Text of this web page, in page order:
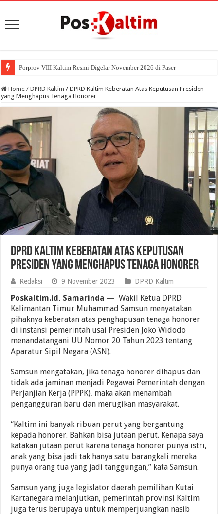
Porprov VIII Kaltim Resmi Digelar November 2026 di Paser
Home / DPRD Kaltim / DPRD Kaltim Keberatan Atas Keputusan Presiden
yang Menghapus Tenaga Honorer
DPRD Kaltim Keberatan Atas Keputusan
Presiden yang Menghapus Tenaga Honorer
Redaksi 9 November 2023 DPRD Kaltim
Poskaltim.id, Samarinda — Wakil Ketua DPRD
Kalimantan Timur Muhammad Samsun menyatakan
pihaknya keberatan atas penghapusan tenaga honorer
di instansi pemerintah usai Presiden Joko Widodo
menandatangani UU Nomor 20 Tahun 2023 tentang
Aparatur Sipil Negara (ASN).
Samsun mengatakan, jika tenaga honorer dihapus dan
tidak ada jaminan menjadi Pegawai Pemerintah dengan
Perjanjian Kerja (PPPK), maka akan menambah
pengangguran baru dan merugikan masyarakat.
“Kaltim ini banyak ribuan perut yang bergantung
kepada honorer. Bahkan bisa jutaan perut. Kenapa saya
katakan jutaan perut karena tenaga honorer punya istri,
anak yang bisa jadi tak hanya satu barangkali mereka
punya orang tua yang jadi tanggungan,” kata Samsun.
Samsun yang juga legislator daerah pemilihan Kutai
Kartanegara melanjutkan, pemerintah provinsi Kaltim
juga terus berupaya untuk memperjuangkan nasib